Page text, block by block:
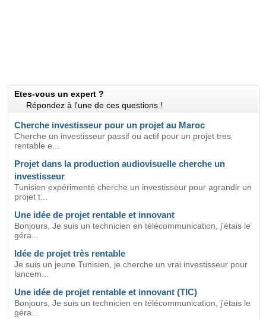
Etes-vous un expert ?
Répondez à l'une de ces questions !
Cherche investisseur pour un projet au Maroc
Cherche un investisseur passif ou actif pour un projet tres
rentable e...
Projet dans la production audiovisuelle cherche un
investisseur
Tunisien expérimenté cherche un investisseur pour agrandir un
projet t...
Une idée de projet rentable et innovant
Bonjours, Je suis un technicien en télécommunication, j'étais le
géra...
Idée de projet très rentable
Je suis un jeune Tunisien, je cherche un vrai investisseur pour
lancem...
Une idée de projet rentable et innovant (TIC)
Bonjours, Je suis un technicien en télécommunication, j'étais le
géra...